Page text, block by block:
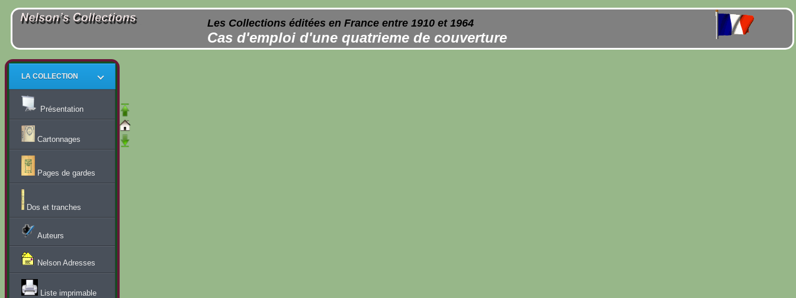
Les Collections éditées en France entre 1910 et 1964
Cas d'emploi d'une quatrieme de couverture
LA COLLECTION
Présentation
Cartonnages
Pages de gardes
Dos et tranches
Auteurs
Nelson Adresses
Liste imprimable